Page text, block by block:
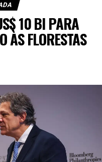
10 BI PARA
ÀS FLORESTAS